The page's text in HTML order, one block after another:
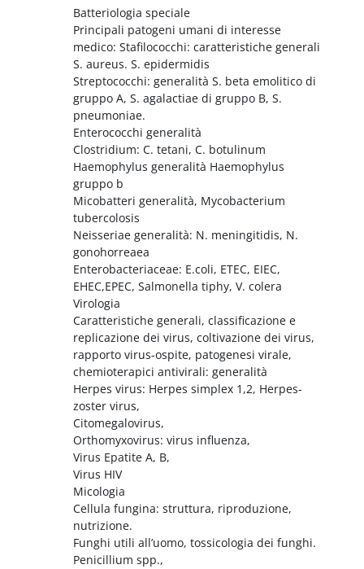
Bloques
Batteriologia speciale
Principali patogeni umani di interesse
medico: Stafilococchi: caratteristiche generali
S. aureus. S. epidermidis
Streptococchi: generalità S. beta emolitico di
gruppo A, S. agalactiae di gruppo B, S.
pneumoniae.
Enterococchi generalità
Clostridium: C. tetani, C. botulinum
Haemophylus generalità Haemophylus
gruppo b
Micobatteri generalità, Mycobacterium
tubercolosis
Neisseriae generalità: N. meningitidis, N.
gonohorreaea
Enterobacteriaceae: E.coli, ETEC, EIEC,
EHEC,EPEC, Salmonella tiphy, V. colera
Virologia
Caratteristiche generali, classificazione e
replicazione dei virus, coltivazione dei virus,
rapporto virus-ospite, patogenesi virale,
chemioterapici antivirali: generalità
Herpes virus: Herpes simplex 1,2, Herpes-
zoster virus,
Citomegalovirus,
Orthomyxovirus: virus influenza,
Virus Epatite A, B,
Virus HIV
Micologia
Cellula fungina: struttura, riproduzione,
nutrizione.
Funghi utili all’uomo, tossicologia dei funghi.
Penicillium spp.,